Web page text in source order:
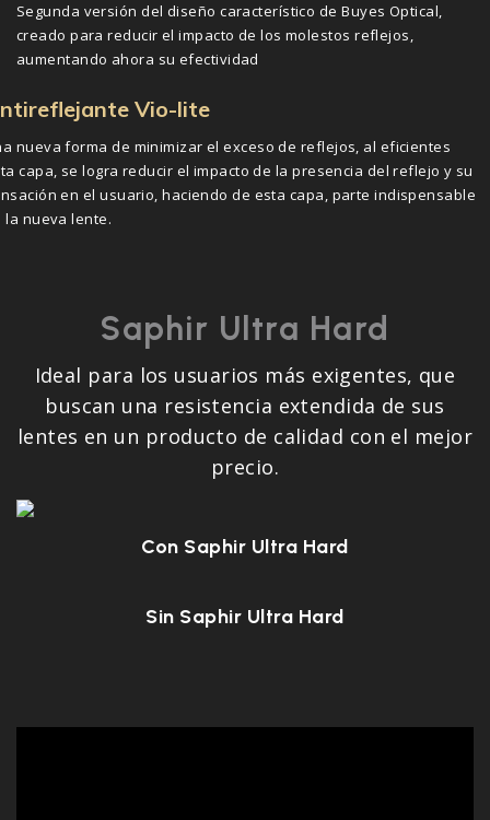
Segunda versión del diseño característico de Buyes Optical,
creado para reducir el impacto de los molestos reflejos,
aumentando ahora su efectividad
Vio-lite
nueva forma de minimizar el exceso de reflejos, al eficientes
capa, se logra reducir el impacto de la presencia del reflejo y su
en el usuario, haciendo de esta capa, parte indispensable
la nueva lente.
Saphir Ultra Hard
Ideal para los usuarios más exigentes, que
buscan una resistencia extendida de sus
lentes en un producto de calidad con el mejor
precio.
Con Saphir Ultra Hard
Sin Saphir Ultra Hard